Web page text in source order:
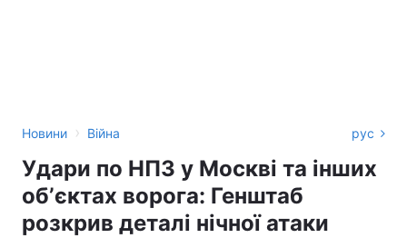
Новини › Війна рус
Удари по НПЗ у Москві та інших
обʼєктах ворога: Генштаб
розкрив деталі нічної атаки